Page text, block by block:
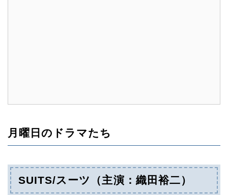
月曜日のドラマたち
SUITS/スーツ（主演：織田裕二）